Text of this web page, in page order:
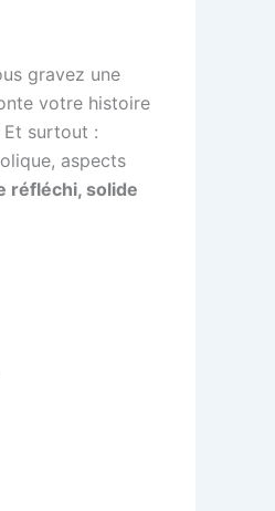
gravez une
votre histoire
Et surtout :
aspects
réfléchi, solide